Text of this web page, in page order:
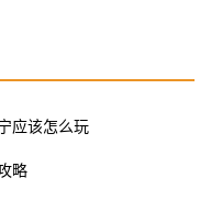
应该怎么玩
略